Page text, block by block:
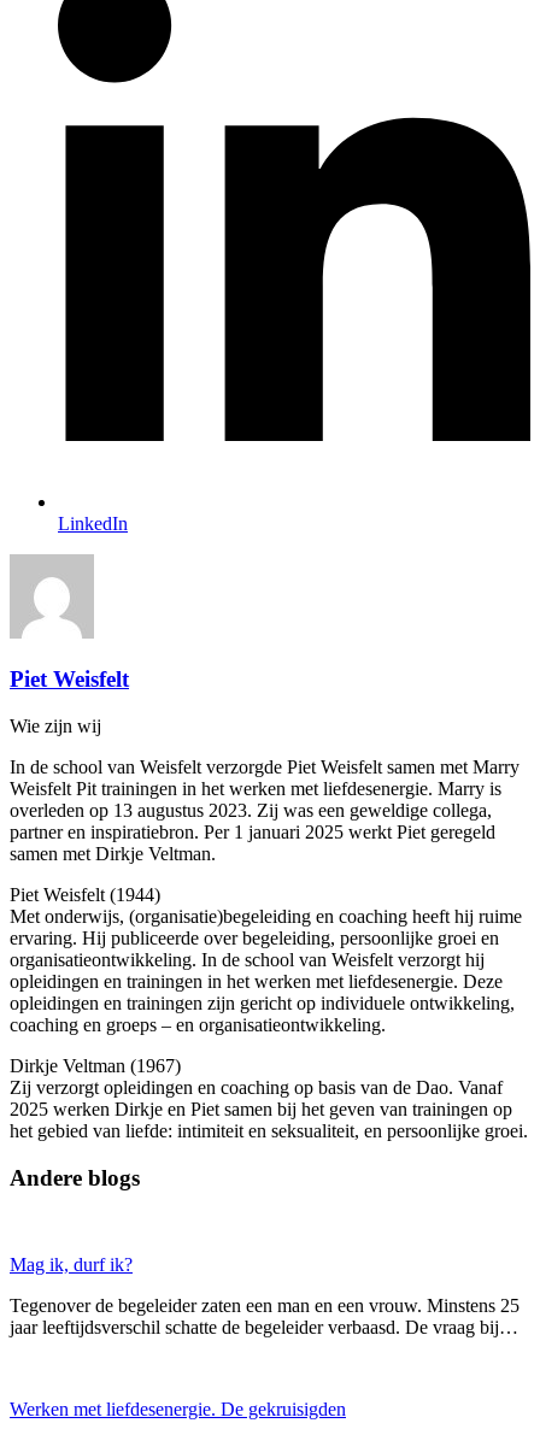
LinkedIn
Piet Weisfelt
Wie zijn wij
In de school van Weisfelt verzorgde Piet Weisfelt samen met Marry
Weisfelt Pit trainingen in het werken met liefdesenergie. Marry is
overleden op 13 augustus 2023. Zij was een geweldige collega,
partner en inspiratiebron. Per 1 januari 2025 werkt Piet geregeld
samen met Dirkje Veltman.
Piet Weisfelt (1944)
Met onderwijs, (organisatie)begeleiding en coaching heeft hij ruime
ervaring. Hij publiceerde over begeleiding, persoonlijke groei en
organisatieontwikkeling. In de school van Weisfelt verzorgt hij
opleidingen en trainingen in het werken met liefdesenergie. Deze
opleidingen en trainingen zijn gericht op individuele ontwikkeling,
coaching en groeps – en organisatieontwikkeling.
Dirkje Veltman (1967)
Zij verzorgt opleidingen en coaching op basis van de Dao. Vanaf
2025 werken Dirkje en Piet samen bij het geven van trainingen op
het gebied van liefde: intimiteit en seksualiteit, en persoonlijke groei.
Andere blogs
Mag ik, durf ik?
Tegenover de begeleider zaten een man en een vrouw. Minstens 25
jaar leeftijdsverschil schatte de begeleider verbaasd. De vraag bij…
Werken met liefdesenergie. De gekruisigden